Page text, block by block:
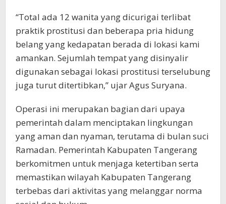
“Total ada 12 wanita yang dicurigai terlibat
praktik prostitusi dan beberapa pria hidung
belang yang kedapatan berada di lokasi kami
amankan. Sejumlah tempat yang disinyalir
digunakan sebagai lokasi prostitusi terselubung
juga turut ditertibkan,” ujar Agus Suryana.
Operasi ini merupakan bagian dari upaya
pemerintah dalam menciptakan lingkungan
yang aman dan nyaman, terutama di bulan suci
Ramadan. Pemerintah Kabupaten Tangerang
berkomitmen untuk menjaga ketertiban serta
memastikan wilayah Kabupaten Tangerang
terbebas dari aktivitas yang melanggar norma